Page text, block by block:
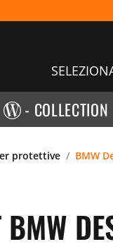
- COLLECTION
protettive BMW